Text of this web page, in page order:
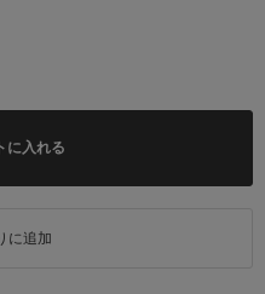
に入れる
に追加